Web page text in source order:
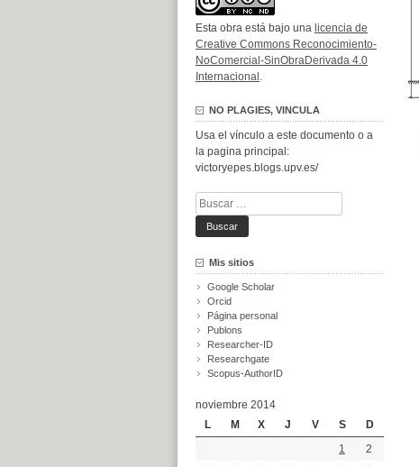
Esta obra está bajo una licencia de
Creative Commons Reconocimiento-
NoComercial-SinObraDerivada 4.0
Internacional .
NO PLAGIES, VINCULA
Usa el vínculo a este documento o a
la pagina principal:
victoryepes.blogs.upv.es/
Buscar:
Mis sitios
Google Scholar
Orcid
Página personal
Publons
Researcher-ID
Researchgate
Scopus-AuthorID
noviembre 2014
L
M X J V S
D
1
2